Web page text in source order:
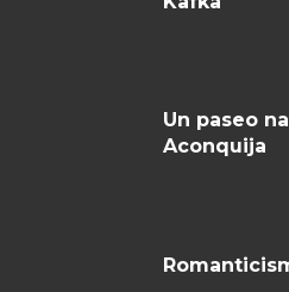
Un paseo
Aconquija